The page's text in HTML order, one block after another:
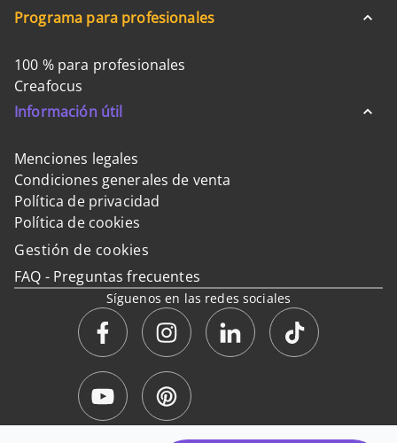
Programa para profesionales
100 % para profesionales
Creafocus
Información útil
Menciones legales
Condiciones generales de venta
Política de privacidad
Política de cookies
Gestión de cookies
FAQ - Preguntas frecuentes
Síguenos en las redes sociales
Pago 100% seguro